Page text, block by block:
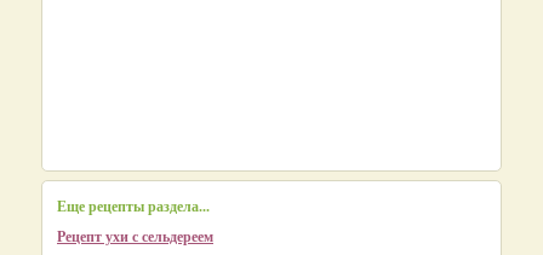
Еще рецепты раздела...
Рецепт ухи с сельдереем